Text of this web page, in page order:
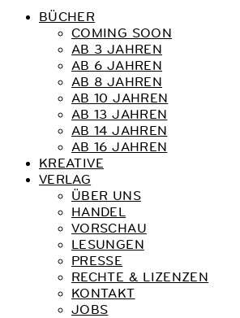
BÜCHER
COMING SOON
AB 3 JAHREN
AB 6 JAHREN
AB 8 JAHREN
AB 10 JAHREN
AB 13 JAHREN
AB 14 JAHREN
AB 16 JAHREN
KREATIVE
VERLAG
ÜBER UNS
HANDEL
VORSCHAU
LESUNGEN
PRESSE
RECHTE & LIZENZEN
KONTAKT
JOBS